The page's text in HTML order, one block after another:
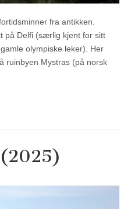
fra antikken.
på Delfi (særlig kjent for sitt
olympiske leker). Her
ruinbyen Mystras (på norsk